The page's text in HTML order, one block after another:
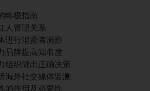
终极指南
人管理关系
进行消费者洞察
品牌提高知名度
组织做出正确决策
海外社交媒体监测
的作用及必要性